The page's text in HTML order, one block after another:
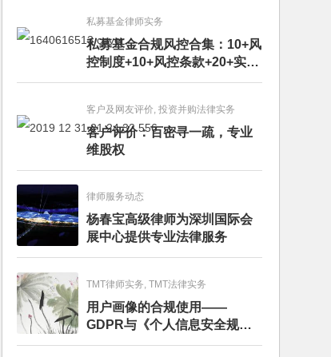
私募基金律师实务
私募基金合规风控合集：10+风
控制度+10+风控条款+20+实务
文章+每月动态
客户及网友评价, 投资并购法律实务
客户评价：百密寻一疏，专业
维股权
律师服务动态
杨春宝高级律师为深圳国际会
展中心提供专业法律服务
TMT律师实务, TMT法律实务
用户画像的合规使用——
GDPR与《个人信息安全规
范》的比较分析